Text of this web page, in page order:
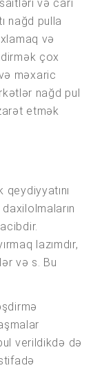
və cari
nağd pulla
və
çox
məxaric
nağd pul
etmək
lazımdır,
və s. Bu
verildikdə də